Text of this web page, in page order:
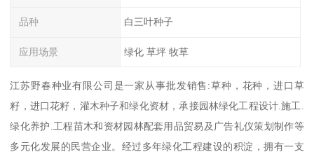
品种 白三叶种子
应用场景 绿化 草坪 牧草
江苏野春种业有限公司是一家从事批发销售:草种，花种，进口草
籽，进口花籽，灌木种子和绿化资材，承接园林绿化工程设计.施工.
绿化养护.工程苗木和资材园林配套用品贸易及广告礼仪策划制作等
多元化发展的民营企业。经过多年绿化工程建设的积淀，拥有一支